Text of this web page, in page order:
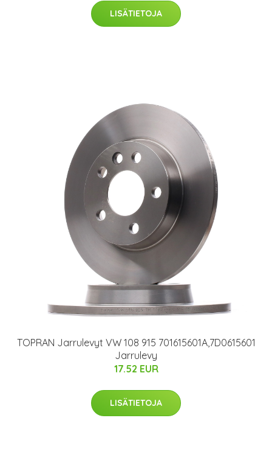
LISÄTIETOJA
TOPRAN Jarrulevyt VW 108 915 701615601A,7D0615601
Jarrulevy
17.52 EUR
LISÄTIETOJA